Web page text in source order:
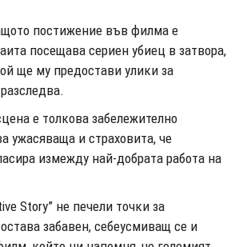
постижение във филма е
посещава сериен убиец в затвора,
ще му предостави улики за
е толкова забележително
ужасяваща и страховита, че
измежду най-добрата работа на
Story” не печели точки за
забавен, себеусмиващ се и